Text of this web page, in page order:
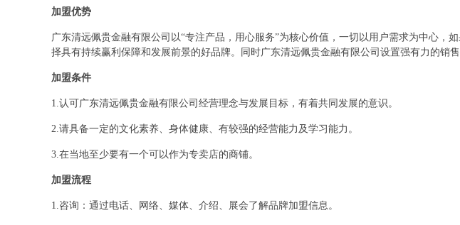
加盟优势
广东清远佩贵金融有限公司以“专注产品，用心服务”为核心价值，一切以用户需求为中心
择具有持续赢利保障和发展前景的好品牌。同时广东清远佩贵金融有限公司设置强有力的销
加盟条件
1.认可广东清远佩贵金融有限公司经营理念与发展目标，有着共同发展的意识。
2.请具备一定的文化素养、身体健康、有较强的经营能力及学习能力。
3.在当地至少要有一个可以作为专卖店的商铺。
加盟流程
1.咨询：通过电话、网络、媒体、介绍、展会了解品牌加盟信息。